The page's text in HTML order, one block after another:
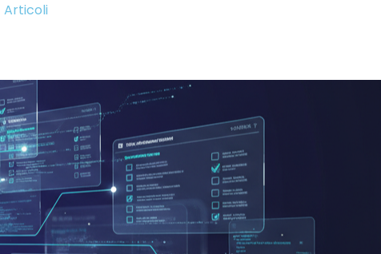
Articoli